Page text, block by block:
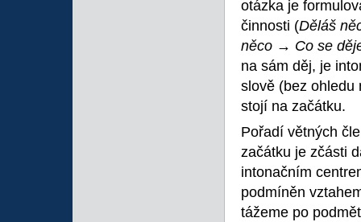
otázka je
činnosti (Děláš
něco → Co se
na sám děj, je
slově (bez ohledu
stojí na začátku.
Pořadí větných
začátku je zčásti
intonačním
podmíněn
tážeme po